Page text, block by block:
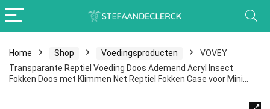
Home Shop Voedingsproducten
VOVEY
Transparante Reptiel Voeding Doos Ademend Acryl Insect
Fokken Doos met Klimmen Net Reptiel Fokken Case voor Mini…